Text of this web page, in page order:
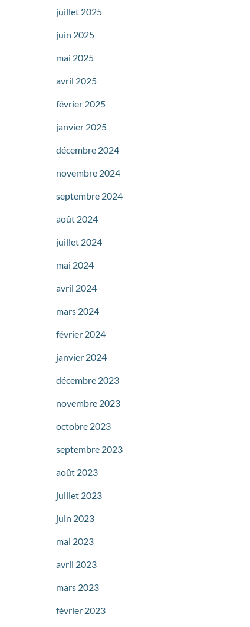
juillet 2025
juin 2025
mai 2025
avril 2025
février 2025
janvier 2025
décembre 2024
novembre 2024
septembre 2024
août 2024
juillet 2024
mai 2024
avril 2024
mars 2024
février 2024
janvier 2024
décembre 2023
novembre 2023
octobre 2023
septembre 2023
août 2023
juillet 2023
juin 2023
mai 2023
avril 2023
mars 2023
février 2023